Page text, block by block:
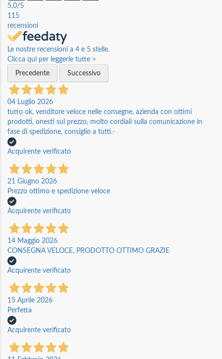
5,0/5
115
recensioni
Le nostre recensioni a 4 e 5 stelle.
Clicca qui per leggerle tutte >
Precedente
Successivo
04 Luglio 2026
tutto ok, venditore veloce nelle consegne, azienda con ottimi
prodotti, onesti sul prezzo, molto cordiali sulla comunicazione in
fase di spedizione, consiglio a tutti.-
Acquirente verificato
21 Giugno 2026
Prezzo ottimo e spedizione veloce
Acquirente verificato
14 Maggio 2026
CONSEGNA VELOCE, PRODOTTO OTTIMO GRAZIE
Acquirente verificato
15 Aprile 2026
Perfetta
Acquirente verificato